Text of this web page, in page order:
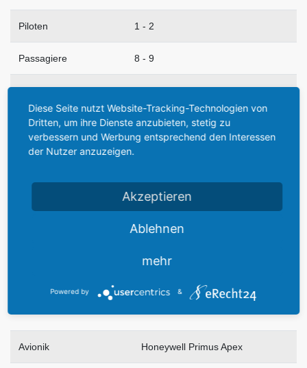
Piloten 1 - 2
Passagiere 8 - 9
Tankinhalt 2,000 kg
Startgewicht 6,300 kg
Nutzlast
Flughöhe
Avionik Honeywell Primus Apex
Diese Seite nutzt Website-Tracking-Technologien von
Dritten, um ihre Dienste anzubieten, stetig zu
verbessern und Werbung entsprechend den Interessen
der Nutzer anzuzeigen.
Akzeptieren
Ablehnen
mehr
Powered by &